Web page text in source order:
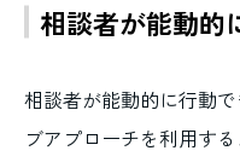
相談者が能動的
相談者が能動的に行動
ブアプローチを利用す